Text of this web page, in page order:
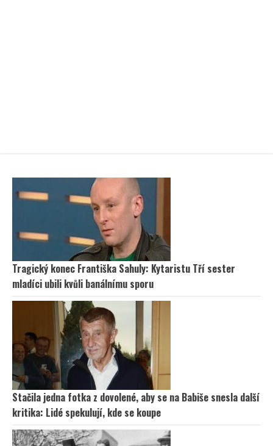
Tragický konec Františka Sahuly: Kytaristu Tří sester
mladíci ubili kvůli banálnímu sporu
Stačila jedna fotka z dovolené, aby se na Babiše snesla další
kritika: Lidé spekulují, kde se koupe